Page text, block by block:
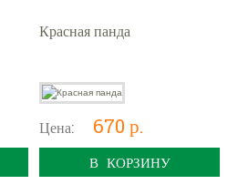
Красная панда
Цена: 670 р.
В КОРЗИНУ